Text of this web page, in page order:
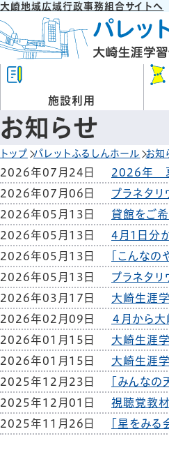
大崎地域広域行政事務組合サイトへ
施設利用
お知らせ
トップ パレットふるしんホール お知
2026年07月24日
2026年
2026年07月06日
プラネタ
2026年05月13日
貸館をご
2026年05月13日
4月1日分
2026年05月13日
「こんな
2026年05月13日
プラネタ
2026年03月17日
大崎生涯
2026年02月09日
４月から
2026年01月15日
大崎生涯
2026年01月15日
大崎生涯
2025年12月23日
「みんな
2025年12月01日
視聴覚教
2025年11月26日
「星をみ